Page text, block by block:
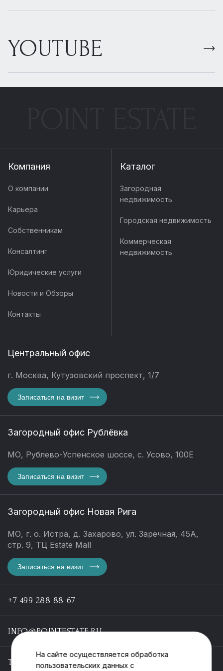
YOUTUBE
Компания
О компании
Карьера
Собственникам
Консалтинг
Юридические услуги
Новости и Обзоры
Контакты
Каталог
Загородная
недвижимость
Городская недвижимость
Коммерческая
недвижимость
Центральный офис
г. Москва, Кутузовский проспект, 1/7
Записаться на визит
Загородный офис Рублёвка
МО, Рублево-Успенское шоссе, с. Усово, 100Е
Записаться на визит
Загородный офис Новая Рига
МО, г. о. Истра, д. Захарово, ул. Заречная, 45А,
стр. 9, ТЦ Estate Mall
Записаться на визит
+7 499 288 88 67
INFO@POINTESTATE.RU
TELEGRAM
На сайте осуществляется обработка
пользовательских данных с